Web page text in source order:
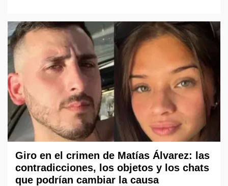
Giro en el crimen de Matías Álvarez: las
contradicciones, los objetos y los chats
que podrían cambiar la causa